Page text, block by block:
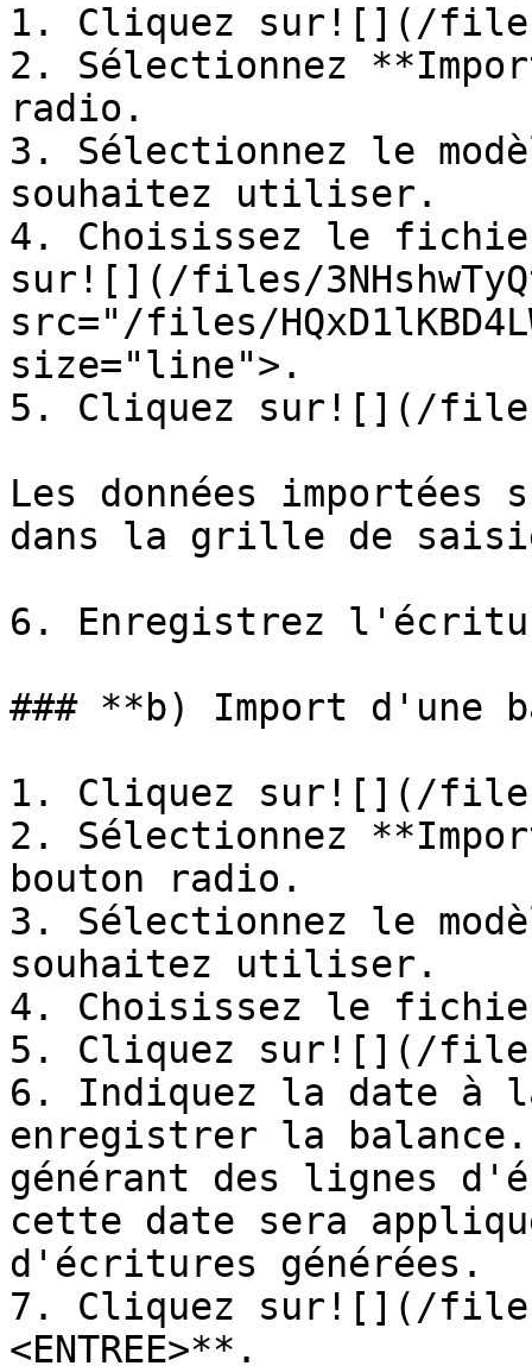
1. Cliquez sur![](/files/
2. Sélectionnez
radio.
3. Sélectionnez le
souhaitez utiliser.
4. Choisissez le
sur![](/files/
src="/files/
size="line">.
5. Cliquez sur![](/files/
Les données importées
dans la grille de
6. Enregistrez
### **b) Import d'une
1. Cliquez sur![](/files/
2. Sélectionnez
bouton radio.
3. Sélectionnez le
souhaitez utiliser.
4. Choisissez le
5. Cliquez sur![](/files/
6. Indiquez la date à
enregistrer la
générant des lignes
cette date sera
d'écritures générées.
7. Cliquez sur![](/files/
<ENTREE>**.